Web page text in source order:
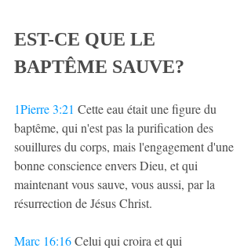
EST-CE QUE LE
BAPTÊME SAUVE?
1Pierre 3:21 Cette eau était une figure du
baptême, qui n'est pas la purification des
souillures du corps, mais l'engagement d'une
bonne conscience envers Dieu, et qui
maintenant vous sauve, vous aussi, par la
résurrection de Jésus Christ.
Marc 16:16 Celui qui croira et qui